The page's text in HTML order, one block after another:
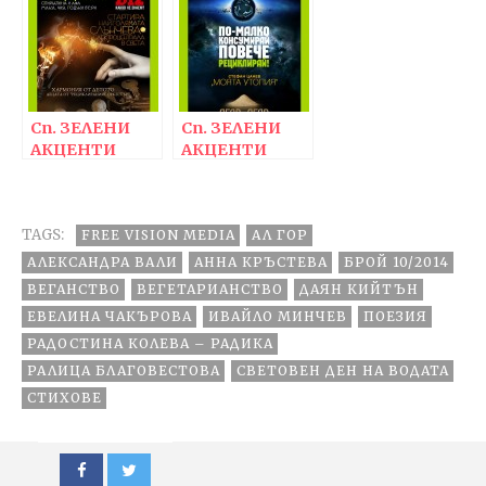
Сп. ЗЕЛЕНИ
АКЦЕНТИ
Сп. ЗЕЛЕНИ
АКЦЕНТИ
TAGS: FREE VISION MEDIA
АЛ ГОР
АЛЕКСАНДРА ВАЛИ
АННА КРЪСТЕВА
БРОЙ 10/2014
ВЕГАНСТВО
ВЕГЕТАРИАНСТВО
ДАЯН КИЙТЪН
ЕВЕЛИНА ЧАКЪРОВА
ИВАЙЛО МИНЧЕВ
ПОЕЗИЯ
РАДОСТИНА КОЛЕВА – РАДИКА
РАЛИЦА БЛАГОВЕСТОВА
СВЕТОВЕН ДЕН НА ВОДАТА
СТИХОВЕ